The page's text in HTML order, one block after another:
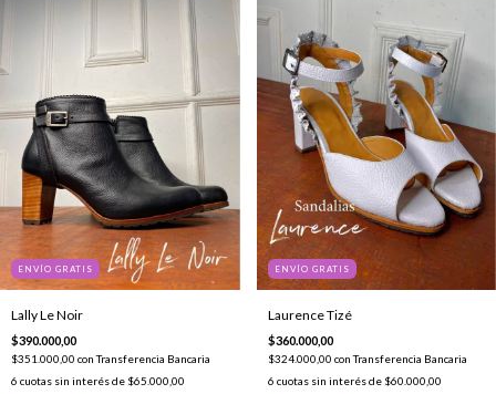
ENVÍO GRATIS
Lally Le Noir
$390.000,00
$351.000,00 con Transferencia Bancaria
6 cuotas sin interés de $65.000,00
ENVÍO GRATIS
Laurence Tizé
$360.000,00
$324.000,00 con Transferencia Bancaria
6 cuotas sin interés de $60.000,00